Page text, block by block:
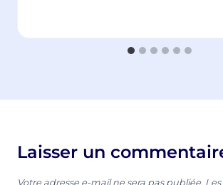
Laisser un
Votre adresse e-mail ne sera pas publiée.